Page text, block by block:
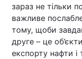
зараз не тільки
важливе
тому, щоби
друге – це
експорту нафти і